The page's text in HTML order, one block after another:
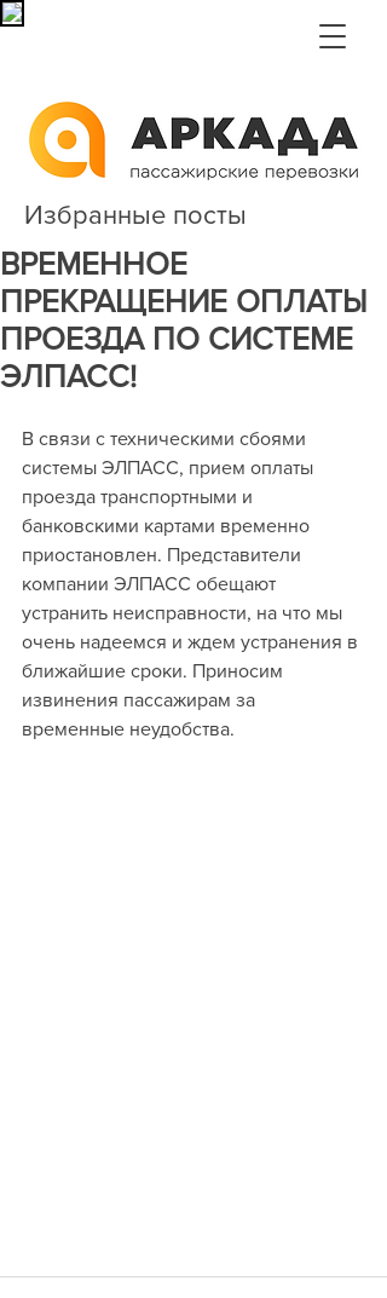
Избранные посты
ВРЕМЕННОЕ
ПРЕКРАЩЕНИЕ ОПЛАТЫ
ПРОЕЗДА ПО СИСТЕМЕ
ЭЛПАСС!
В связи с техническими сбоями
системы ЭЛПАСС, прием оплаты
проезда транспортными и
банковскими картами временно
приостановлен. Представители
компании ЭЛПАСС обещают
устранить неисправности, на что мы
очень надеемся и ждем устранения в
ближайшие сроки. Приносим
извинения пассажирам за
временные неудобства.